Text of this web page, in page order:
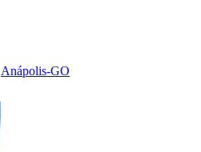
Anápolis-GO